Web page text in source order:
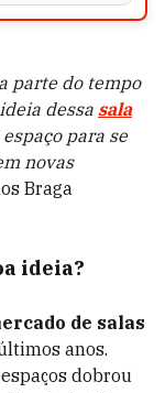
parte do tempo
dessa sala
para se
novas
Braga
ideia?
de salas
anos.
dobrou